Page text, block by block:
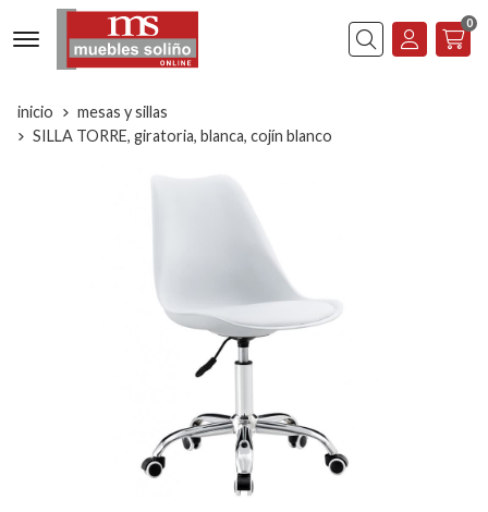
Buscar
0
inicio
mesas y sillas
SILLA TORRE, giratoria, blanca, cojín blanco